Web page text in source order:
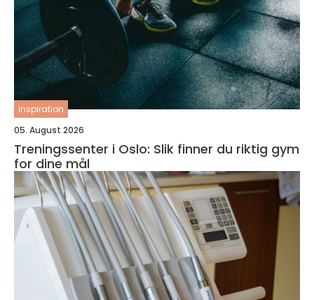
inspiration
05. August 2026
Treningssenter i Oslo: Slik finner du riktig gym
for dine mål